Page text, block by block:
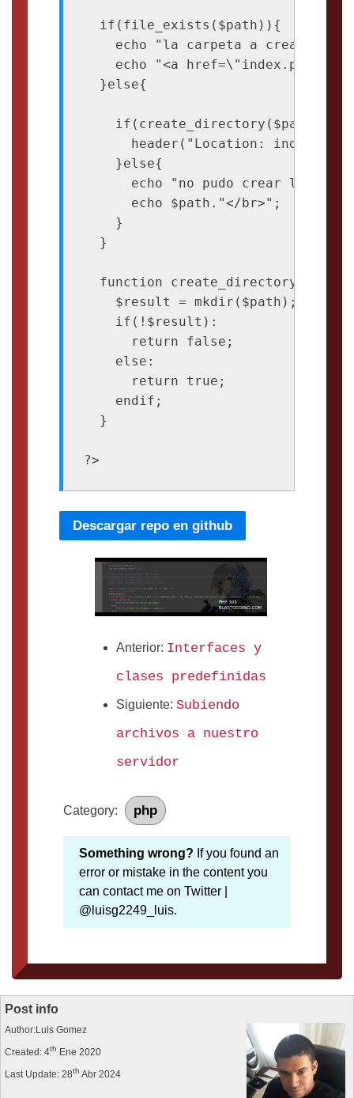
  if(file_exists($path)){
echo "la carpeta a crear ya
echo "<a href=\"index.php\">
  }else{
    if(create_directory($path)){
header("Location:
    }else{
echo "no pudo crear la
      echo $path."</br>";
    }
  }
function
    $result = mkdir($path);
    if(!$result):
      return false;
    else:
      return true;
    endif;
  }
?>
Descargar repo en github
Anterior: Interfaces y
clases predefinidas
Siguiente: Subiendo
archivos a nuestro
servidor
Category: php
Something wrong? If you found an
error or mistake in the content you
can contact me on Twitter |
@luisg2249_luis.
Post info
Author:Luis Gomez
Created: 4th Ene 2020
Last Update: 28th Abr 2024